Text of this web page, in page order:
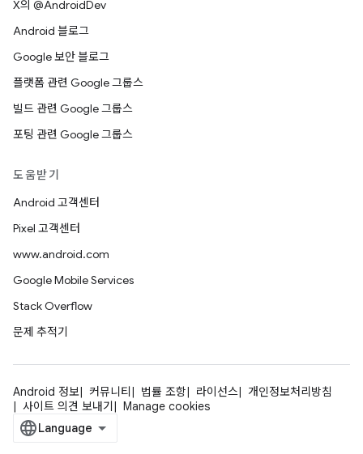
X의 @AndroidDev
Android 블로그
Google 보안 블로그
플랫폼 관련 Google 그룹스
빌드 관련 Google 그룹스
포팅 관련 Google 그룹스
도움받기
Android 고객센터
Pixel 고객센터
www.android.com
Google Mobile Services
Stack Overflow
문제 추적기
Android 정보 커뮤니티 법률 조항 라이선스
개인정보처리방침
사이트 의견 보내기
Manage cookies